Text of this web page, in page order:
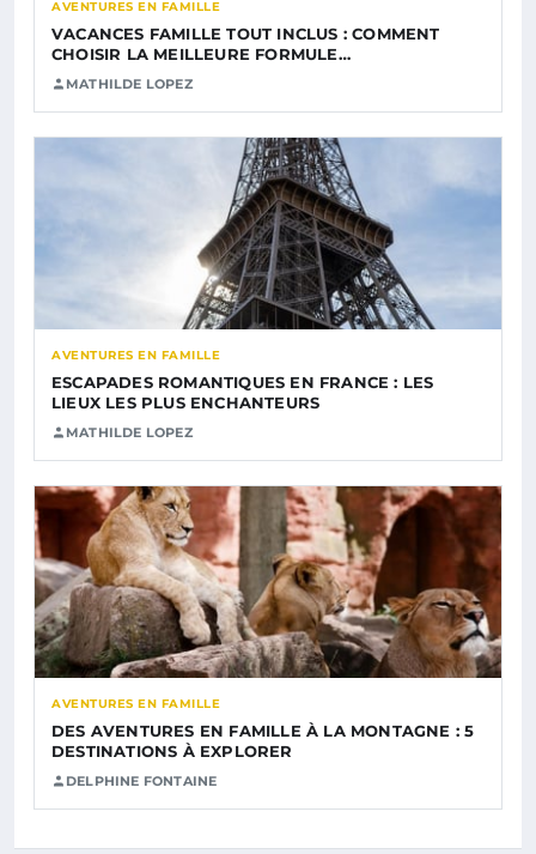
AVENTURES EN FAMILLE
VACANCES FAMILLE TOUT INCLUS : COMMENT
CHOISIR LA MEILLEURE FORMULE…
MATHILDE LOPEZ
AVENTURES EN FAMILLE
ESCAPADES ROMANTIQUES EN FRANCE : LES
LIEUX LES PLUS ENCHANTEURS
MATHILDE LOPEZ
AVENTURES EN FAMILLE
DES AVENTURES EN FAMILLE À LA MONTAGNE : 5
DESTINATIONS À EXPLORER
DELPHINE FONTAINE